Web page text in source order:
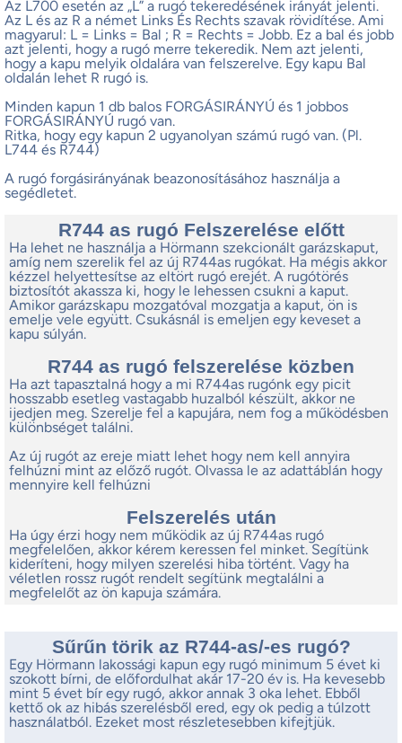
Az L700 esetén az „L” a rugó tekeredésének irányát jelenti.
Az L és az R a német Links És Rechts szavak rövidítése. Ami
magyarul: L = Links = Bal ; R = Rechts = Jobb. Ez a bal és jobb
azt jelenti, hogy a rugó merre tekeredik. Nem azt jelenti,
hogy a kapu melyik oldalára van felszerelve. Egy kapu Bal
oldalán lehet R rugó is.
Minden kapun 1 db balos FORGÁSIRÁNYÚ és 1 jobbos
FORGÁSIRÁNYÚ rugó van.
Ritka, hogy egy kapun 2 ugyanolyan számú rugó van. (Pl.
L744 és R744)
A rugó forgásirányának beazonosításához használja a
segédletet.
R744 as rugó Felszerelése előtt
Ha lehet ne használja a Hörmann szekcionált garázskaput,
amíg nem szerelik fel az új R744as rugókat. Ha mégis akkor
kézzel helyettesítse az eltört rugó erejét. A rugótörés
biztosítót akassza ki, hogy le lehessen csukni a kaput.
Amikor garázskapu mozgatóval mozgatja a kaput, ön is
emelje vele együtt. Csukásnál is emeljen egy keveset a
kapu súlyán.
R744 as rugó felszerelése közben
Ha azt tapasztalná hogy a mi R744as rugónk egy picit
hosszabb esetleg vastagabb huzalból készült, akkor ne
ijedjen meg. Szerelje fel a kapujára, nem fog a működésben
különbséget találni.
Az új rugót az ereje miatt lehet hogy nem kell annyira
felhúzni mint az előző rugót. Olvassa le az adattáblán hogy
mennyire kell felhúzni
Felszerelés után
Ha úgy érzi hogy nem működik az új R744as rugó
megfelelően, akkor kérem keressen fel minket. Segítünk
kideríteni, hogy milyen szerelési hiba történt. Vagy ha
véletlen rossz rugót rendelt segítünk megtalálni a
megfelelőt az ön kapuja számára.
Sűrűn törik az R744-as/-es rugó?
Egy Hörmann lakossági kapun egy rugó minimum 5 évet ki
szokott bírni, de előfordulhat akár 17-20 év is. Ha kevesebb
mint 5 évet bír egy rugó, akkor annak 3 oka lehet. Ebből
kettő ok az hibás szerelésből ered, egy ok pedig a túlzott
használatból. Ezeket most részletesebben kifejtjük.